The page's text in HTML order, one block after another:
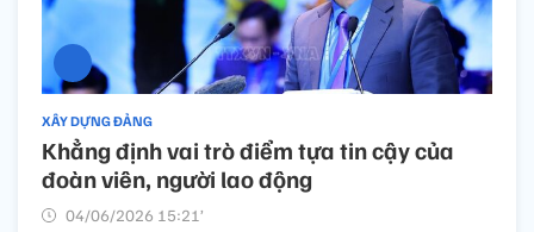
XÂY DỰNG ĐẢNG
Khẳng định vai trò điểm tựa tin cậy của
đoàn viên, người lao động
04/06/2026 15:21’